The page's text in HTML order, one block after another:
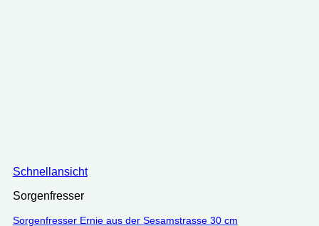
Schnellansicht
Sorgenfresser
Sorgenfresser Ernie aus der Sesamstrasse 30 cm